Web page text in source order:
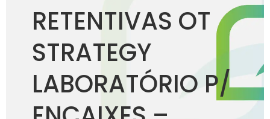
RETENTIVAS OT
STRATEGY
LABORATÓRIO P/